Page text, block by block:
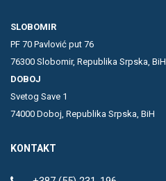
SLOBOMIR
PF 70 Pavlović put 76
76300 Slobomir, Republika Srpska, BiH
DOBOJ
Svetog Save 1
74000 Doboj, Republika Srpska, BiH
KONTAKT